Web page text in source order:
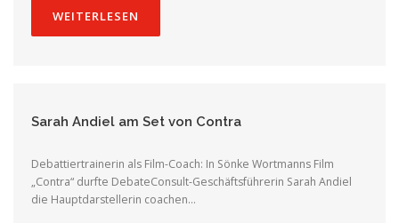
WEITERLESEN
Sarah Andiel am Set von Contra
Debattiertrainerin als Film-Coach: In Sönke Wortmanns Film
„Contra“ durfte DebateConsult-Geschäftsführerin Sarah Andiel
die Hauptdarstellerin coachen…